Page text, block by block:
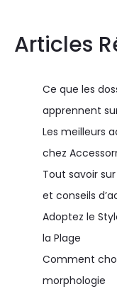
Articles
Ce que les
apprennent
Les meilleurs
chez
Tout savoir
et conseils
Adoptez le
la Plage
Comment
morphologie